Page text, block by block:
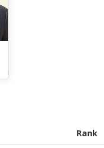
Rank